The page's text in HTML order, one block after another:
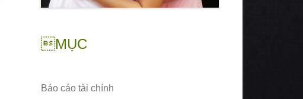
MỤC
Báo cáo tài chính